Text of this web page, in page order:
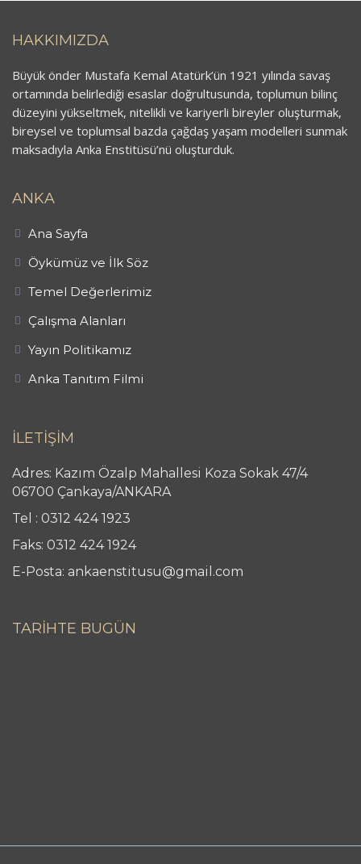
HAKKIMIZDA
Büyük önder Mustafa Kemal Atatürk’ün 1921 yılında savaş
ortamında belirlediği esaslar doğrultusunda, toplumun bilinç
düzeyini yükseltmek, nitelikli ve kariyerli bireyler oluşturmak,
bireysel ve toplumsal bazda çağdaş yaşam modelleri sunmak
maksadıyla Anka Enstitüsü’nü oluşturduk.
ANKA
Ana Sayfa
Öykümüz ve İlk Söz
Temel Değerlerimiz
Çalışma Alanları
Yayın Politikamız
Anka Tanıtım Filmi
İLETİŞİM
Adres: Kazım Özalp Mahallesi Koza Sokak 47/4
06700 Çankaya/ANKARA
Tel : 0312 424 1923
Faks: 0312 424 1924
E-Posta: ankaenstitusu@gmail.com
TARİHTE BUGÜN